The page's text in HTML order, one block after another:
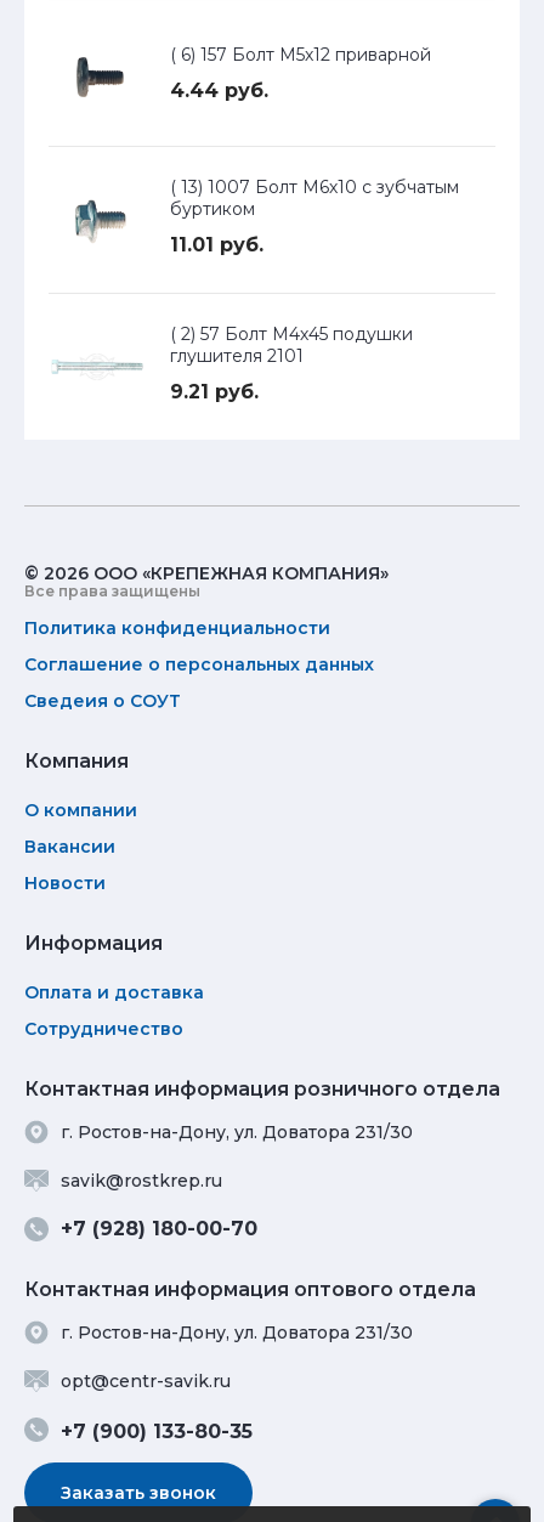
( 6) 157 Болт М5х12 приварной
4.44 руб.
( 13) 1007 Болт М6х10 с зубчатым
буртиком
11.01 руб.
( 2) 57 Болт М4х45 подушки
глушителя 2101
9.21 руб.
© 2026 ООО «КРЕПЕЖНАЯ КОМПАНИЯ»
Все права защищены
Политика конфиденциальности
Соглашение о персональных данных
Сведеия о СОУТ
Компания
О компании
Вакансии
Новости
Информация
Оплата и доставка
Сотрудничество
Контактная информация розничного отдела
г. Ростов-на-Дону, ул. Доватора 231/30
savik@rostkrep.ru
+7 (928) 180-00-70
Контактная информация оптового отдела
г. Ростов-на-Дону, ул. Доватора 231/30
opt@centr-savik.ru
+7 (900) 133-80-35
Заказать звонок